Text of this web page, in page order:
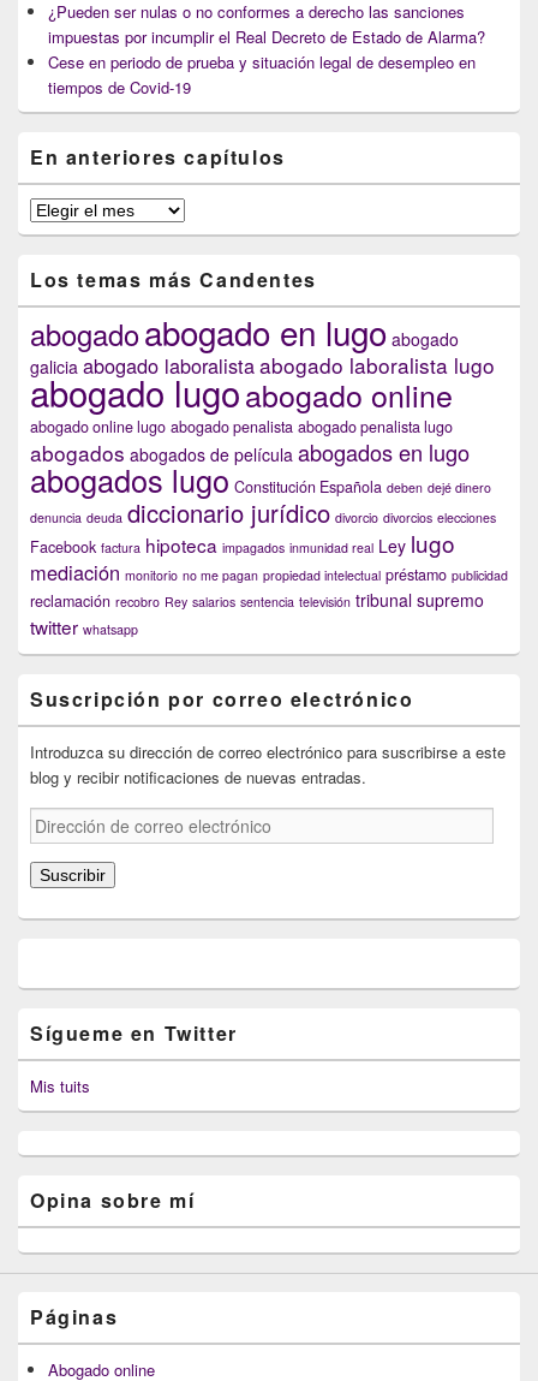
¿Pueden ser nulas o no conformes a derecho las sanciones
impuestas por incumplir el Real Decreto de Estado de Alarma?
Cese en periodo de prueba y situación legal de desempleo en
tiempos de Covid-19
En anteriores capítulos
En
anteriores
Los temas más Candentes
abogadoabogado en lugo abogado
galicia abogado laboralistaabogado laboralista lugo
abogado lugoabogado online
abogado online lugo abogado penalista abogado penalista lugo
abogados abogados de película abogados en lugo
abogados lugo Constitución Española deben dejé dinero
denuncia deuda diccionario jurídico divorcio divorcios elecciones
Facebook factura hipoteca impagados inmunidad real Ley lugo
mediación monitorio no me pagan propiedad intelectual préstamo publicidad
reclamación recobro Rey salarios sentencia televisión tribunal supremo
twitter whatsapp
Suscripción por correo electrónico
Introduzca su dirección de correo electrónico para suscribirse a este
blog y recibir notificaciones de nuevas entradas.
Dirección
de
correo
electrónico
Suscribir
Sígueme en Twitter
Mis tuits
Opina sobre mí
Páginas
Abogado online